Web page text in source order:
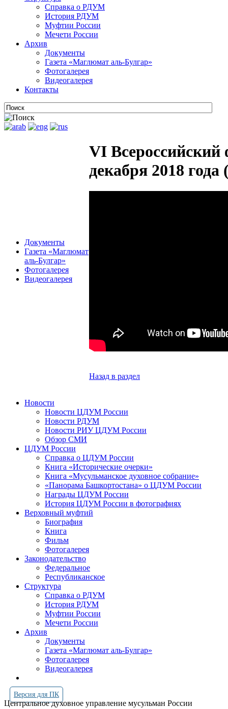
Справка о РДУМ
История РДУМ
Муфтии России
Мечети России
Архив
Документы
Газета «Маглюмат аль-Булгар»
Фотогалерея
Видеогалерея
Контакты
Документы
Газета «Маглюмат
аль-Булгар»
Фотогалерея
Видеогалерея
VI
декабря 2018 года
Назад в раздел
Новости
Новости ЦДУМ России
Новости РДУМ
Новости РИУ ЦДУМ России
Обзор СМИ
ЦДУМ России
Справка о ЦДУМ России
Книга «Исторические очерки»
Книга «Мусульманское духовное собрание»
«Панорама Башкортостана» о ЦДУМ России
Награды ЦДУМ России
История ЦДУМ России в фотографиях
Верховный муфтий
Биография
Книга
Фильм
Фотогалерея
Законодательство
Федеральное
Республиканское
Структура
Справка о РДУМ
История РДУМ
Муфтии России
Мечети России
Архив
Документы
Газета «Маглюмат аль-Булгар»
Фотогалерея
Видеогалерея
Версия для ПК
Центральное духовное управление мусульман России